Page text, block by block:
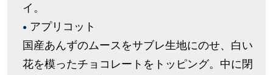
イ。
アプリコット
国産あんずのムースをサブレ生地にのせ、白い
花を模ったチョコレートをトッピング。中に閉